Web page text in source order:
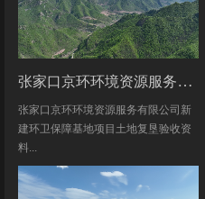
张家口京环环境资源服务有限公司新建环卫保障基地项目土地复垦验收资料
张家口京环环境资源服务有限公司新
建环卫保障基地项目土地复垦验收资
料...